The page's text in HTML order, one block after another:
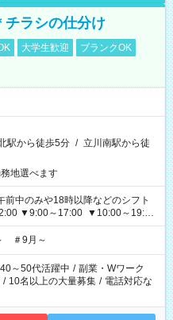
チラシの仕分け
大学生歓迎
ブランクOK
駅から徒歩5分 / 立川南駅から徒
地選べます
前中のみや18時以降などのシフト
▼9:00～17:00 ▼10:00～19:00
＃9月～
40～50代活躍中 / 副業・Wワーク
/ 10名以上の大量募集 / 電話対応な